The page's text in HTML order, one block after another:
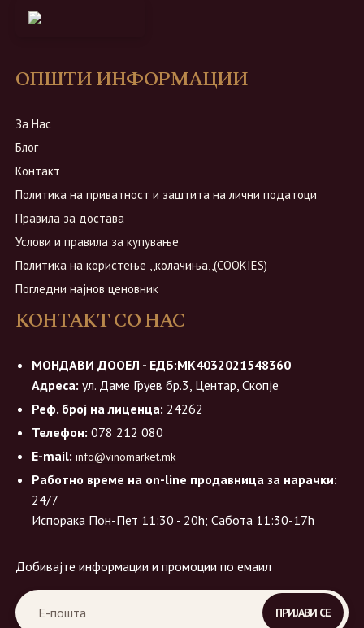
ОПШТИ ИНФОРМАЦИИ
За Нас
Блог
Контакт
Политика на приватност и заштита на лични податоци
Правила за достава
Услови и правила за купување
Политика на користење ,,колачиња,,(COOKIES)
Погледни најнов ценовник
КОНТАКТ СО НАС
МОНДАВИ ДООЕЛ - ЕДБ:МК4032021548360
Адреса: ул. Даме Груев бр.3, Центар, Скопје
Реф. број на лиценца: 24262
Телефон: 078 212 080
E-mail: info@vinomarket.mk
Работно време на on-line продавница за нарачки:
24/7
Испорака Пон-Пет 11:30 - 20h; Сабота 11:30-17h
Добивајте информации и промоции по емаил